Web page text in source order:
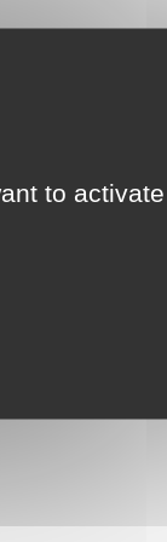
to activate